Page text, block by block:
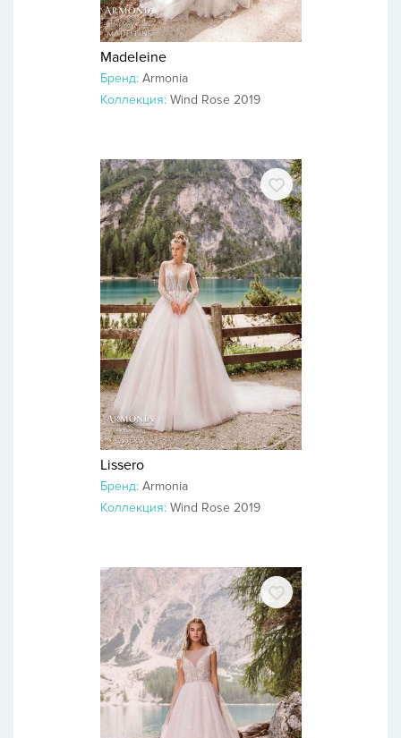
Madeleine
Бренд: Armonia
Коллекция: Wind Rose 2019
Lissero
Бренд: Armonia
Коллекция: Wind Rose 2019